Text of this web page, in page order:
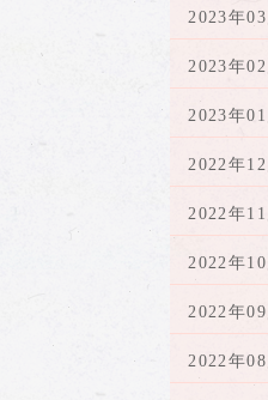
2023年
2023年
2023年
2022年
2022年
2022年
2022年
2022年